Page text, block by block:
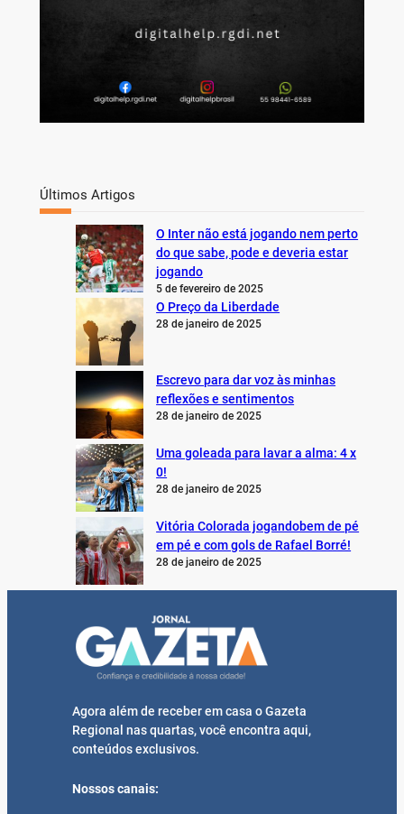
Últimos Artigos
O Inter não está jogando nem perto
do que sabe, pode e deveria estar
jogando
5 de fevereiro de 2025
O Preço da Liberdade
28 de janeiro de 2025
Escrevo para dar voz às minhas
reflexões e sentimentos
28 de janeiro de 2025
Uma goleada para lavar a alma: 4 x
0!
28 de janeiro de 2025
Vitória Colorada jogandobem de pé
em pé e com gols de Rafael Borré!
28 de janeiro de 2025
Agora além de receber em casa o Gazeta
Regional nas quartas, você encontra aqui,
conteúdos exclusivos.
Nossos canais: